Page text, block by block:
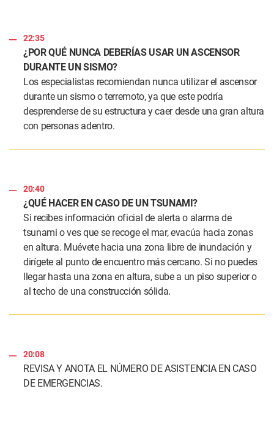
22:35
¿POR QUÉ NUNCA DEBERÍAS USAR UN ASCENSOR
DURANTE UN SISMO?
Los especialistas recomiendan nunca utilizar el ascensor
durante un sismo o terremoto, ya que este podría
desprenderse de su estructura y caer desde una gran altura
con personas adentro.
20:40
¿QUÉ HACER EN CASO DE UN TSUNAMI?
Si recibes información oficial de alerta o alarma de
tsunami o ves que se recoge el mar, evacúa hacia zonas
en altura. Muévete hacia una zona libre de inundación y
dirígete al punto de encuentro más cercano. Si no puedes
llegar hasta una zona en altura, sube a un piso superior o
al techo de una construcción sólida.
20:08
REVISA Y ANOTA EL NÚMERO DE ASISTENCIA EN CASO
DE EMERGENCIAS.